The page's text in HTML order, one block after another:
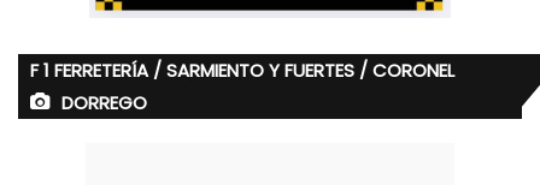
F 1 FERRETERÍA / SARMIENTO Y FUERTES / CORONEL
DORREGO